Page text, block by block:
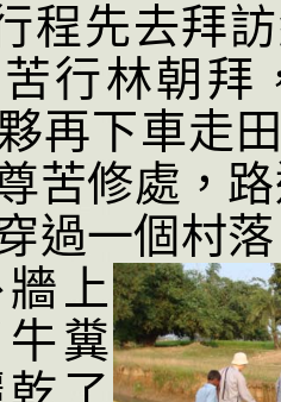
程先去拜
行林朝拜
再下車走
苦修處，
過一個村
上
糞